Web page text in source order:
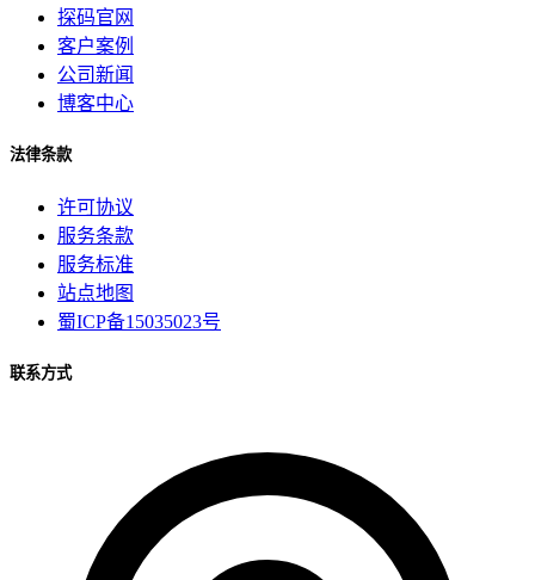
探码官网
客户案例
公司新闻
博客中心
法律条款
许可协议
服务条款
服务标准
站点地图
蜀ICP备15035023号
联系方式